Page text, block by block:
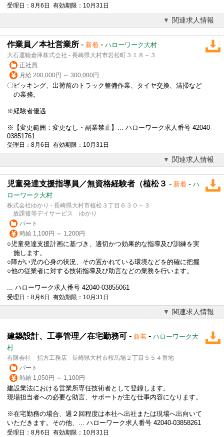
受理日：8月6日 有効期限：10月31日
関連求人情報
作業員／本社営業所 - 新着 - ハローワーク大村
大石運輸倉庫株式会社 - 長崎県大村市岩松町３１８－３
正社員
月給 200,000円 ～ 300,000円
〇ピッキング、出荷前のトラック整備作業、タイヤ交換、清掃など
の業務。
※経験者優遇
※【変更範囲：変更なし・副業禁止】... ハローワーク求人番号 42040-
03851761
受理日：8月6日 有効期限：10月31日
関連求人情報
児童発達支援指導員／無資格経験者（植松３ - 新着 - ハ
ローワーク大村
株式会社ゆかり - 長崎県大村市植松３丁目６３０－３
放課後等デイサービス ゆかり
パート
時給 1,100円 ～ 1,200円
○児童発達支援計画に基づき、適切かつ効果的な指導及び訓練を実
施します。
○障がい児の心身の状況、その置かれている環境などを的確に把握
○他の従業者に対する技術指導及び助言などの業務を行います。
... ハローワーク求人番号 42040-03855061
受理日：8月6日 有効期限：10月31日
関連求人情報
建築設計、工事管理／在宅勤務可 - 新着 - ハローワーク大
村
有限会社 指方工務店 - 長崎県大村市桜馬場２丁目５５４番地
パート
時給 1,050円 ～ 1,100円
建設業法における営業所専任技術者として登録します。
現場担当者への必要な助言、サポートが主な仕事内容になります。
※在宅勤務の場合、週２回程度は本社へ出社または現場へ出向いて
いただきます。その他、... ハローワーク求人番号 42040-03858261
受理日：8月6日 有効期限：10月31日